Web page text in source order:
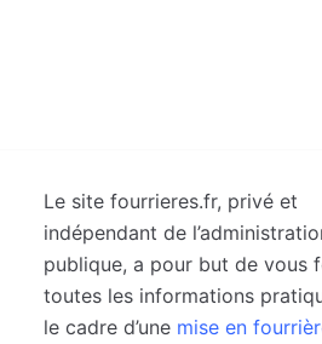
Le site fourrieres.fr, privé et
indépendant de
publique, a pour but de vous
toutes les informations
le cadre d’une mise en